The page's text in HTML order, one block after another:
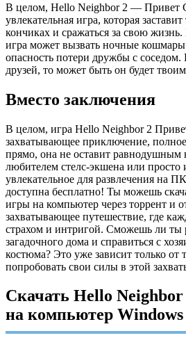
В целом, Hello Neighbor 2 — Привет
увлекательная игра, которая
кончиках и сражаться за свою
игра может вызвать ночные кошмары
опасность потери дружбы с соседом.
друзей, то может быть он будет
Вместо заключения
В целом, игра Hello Neighbor 2
захватывающее приключение,
прямо, она не оставит равнодушным
любителем стелс-экшена или просто
увлекательное для развлечения на
доступна бесплатно! Ты можешь
игры на компьютер через торрент и
захватывающее путешествие, где
страхом и интригой. Сможешь ли ты
загадочного дома и справиться с
костюма? Это уже зависит только от
попробовать свои силы в этой
Скачать Hello Neighbor
на компьютер Windows